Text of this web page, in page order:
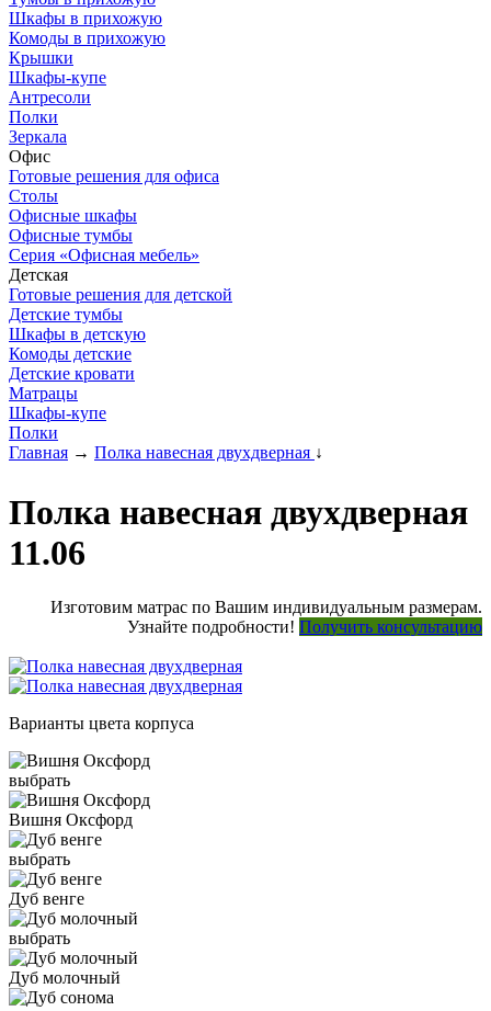
Шкафы в прихожую
Комоды в прихожую
Крышки
Шкафы-купе
Антресоли
Полки
Зеркала
Офис
Готовые решения для офиса
Столы
Офисные шкафы
Офисные тумбы
Серия «Офисная мебель»
Детская
Готовые решения для детской
Детские тумбы
Шкафы в детскую
Комоды детские
Детские кровати
Матрацы
Шкафы-купе
Полки
Главная → Полка навесная двухдверная ↓
Полка навесная двухдверная
11.06
Изготовим матрас по Вашим индивидуальным размерам.
Узнайте подробности! Получить консультацию
Варианты цвета корпуса
выбрать
Вишня Оксфорд
выбрать
Дуб венге
выбрать
Дуб молочный